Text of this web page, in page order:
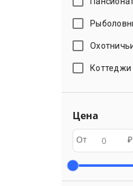
Коттеджи
Цена
От ₽